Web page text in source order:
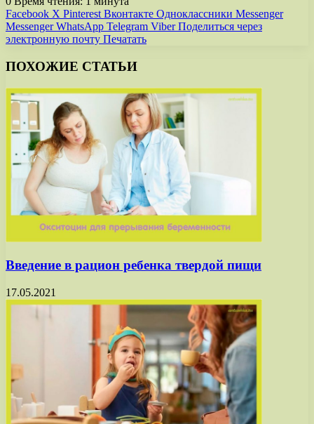
Facebook X Pinterest Вконтакте Одноклассники Messenger
Messenger WhatsApp Telegram Viber Поделиться через
электронную почту Печатать
ПОХОЖИЕ СТАТЬИ
Введение в рацион ребенка твердой пищи
17.05.2021